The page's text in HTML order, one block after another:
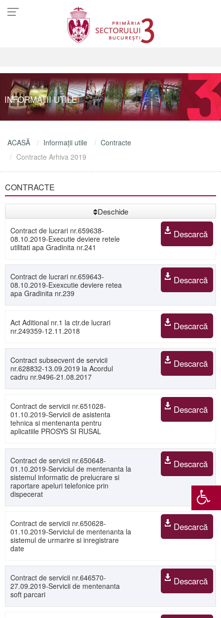
INFORMAŢII UTILE
ACASĂ Informaţii utile
Contracte
Contracte Arhiva 2019
CONTRACTE
Deschide
Contract de lucrari nr.659638-
08.10.2019-Executie deviere retele
utilitati apa Gradinita nr.241
Descarcă
Contract de lucrari nr.659643-
08.10.2019-Exexcutie deviere retea
apa Gradinita nr.239
Descarcă
Act Aditional nr.1 la ctr.de lucrari
nr.249359-12.11.2018
Descarcă
Contract subsecvent de servicii
nr.628832-13.09.2019 la Acordul
cadru nr.9496-21.08.2017
Descarcă
Contract de servicii nr.651028-
01.10.2019-Servicii de asistenta
tehnica si mentenanta pentru
aplicatiile PROSYS SI RUSAL
Descarcă
Contract de servicii nr.650648-
01.10.2019-Serviciul de mentenanta la
sistemul informatic de prelucrare si
raportare apeluri telefonice prin
dispecerat
Descarcă
Contract de servicii nr.650628-
01.10.2019-Serviciul de mentenanta la
sistemul de urmarire si inregistrare
date
Descarcă
Contract de servicii nr.646570-
27.09.2019-Servicii de mentenanta
soft parcari
Descarcă